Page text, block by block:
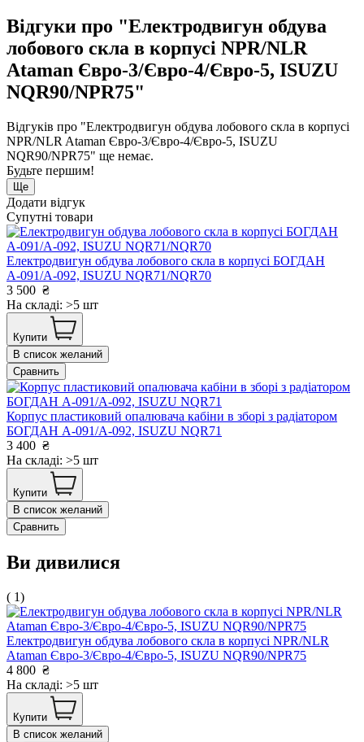
Відгуки про "Електродвигун обдува
лобового скла в корпусі NPR/NLR
Ataman Євро-3/Євро-4/Євро-5, ISUZU
NQR90/NPR75"
Відгуків про "Електродвигун обдува лобового скла в корпусі
NPR/NLR Ataman Євро-3/Євро-4/Євро-5, ISUZU
NQR90/NPR75" ще немає.
Будьте першим!
Ще
Додати відгук
Супутні товари
Електродвигун обдува лобового скла в корпусі БОГДАН
А-091/А-092, ISUZU NQR71/NQR70
3 500 ₴
На складі: >5 шт
Купити
В список желаний
Сравнить
Корпус пластиковий опалювача кабіни в зборі з радіатором
БОГДАН А-091/А-092, ISUZU NQR71
3 400 ₴
На складі: >5 шт
Купити
В список желаний
Сравнить
Ви дивилися
( 1)
Електродвигун обдува лобового скла в корпусі NPR/NLR
Ataman Євро-3/Євро-4/Євро-5, ISUZU NQR90/NPR75
4 800 ₴
На складі: >5 шт
Купити
В список желаний